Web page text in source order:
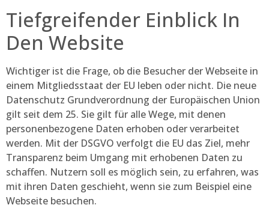
Tiefgreifender Einblick In
Den Website
Wichtiger ist die Frage, ob die Besucher der Webseite in
einem Mitgliedsstaat der EU leben oder nicht. Die neue
Datenschutz Grundverordnung der Europäischen Union
gilt seit dem 25. Sie gilt für alle Wege, mit denen
personenbezogene Daten erhoben oder verarbeitet
werden. Mit der DSGVO verfolgt die EU das Ziel, mehr
Transparenz beim Umgang mit erhobenen Daten zu
schaffen. Nutzern soll es möglich sein, zu erfahren, was
mit ihren Daten geschieht, wenn sie zum Beispiel eine
Webseite besuchen.